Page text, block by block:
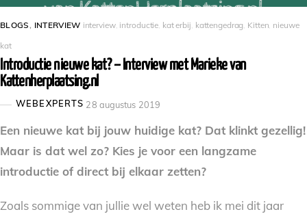
BLOGS , INTERVIEW interview, introductie kat erbij kattengedrag Kitten nieuwe
kat
Introductie nieuwe kat? – Interview met Marieke van
Kattenherplaatsing.nl
WEBEXPERTS 28 augustus 2019
Een nieuwe kat bij jouw huidige kat? Dat klinkt gezellig!
Maar is dat wel zo? Kies je voor een langzame
introductie of direct bij elkaar zetten?
Zoals sommige van jullie wel weten heb ik mei dit jaar